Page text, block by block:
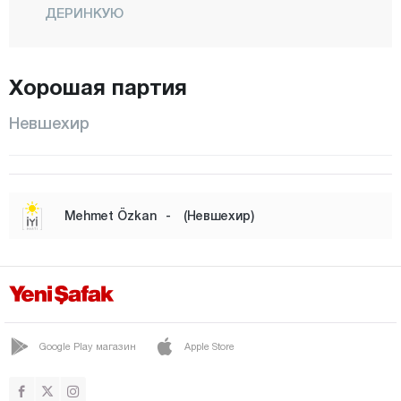
ДЕРИНКУЮ
ХАДЖИБЕКТАШ
Каймаклы
КОЗАКЛИ
Центр
Нар
ОРТАХИСАР
Хорошая партия
Невшехир
Mehmet Özkan - (Невшехир)
Google Play магазин Apple Store